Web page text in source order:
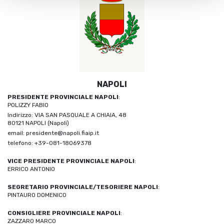
NAPOLI
PRESIDENTE PROVINCIALE NAPOLI:
POLIZZY FABIO
Indirizzo: VIA SAN PASQUALE A CHIAIA, 48
80121 NAPOLI (Napoli)
email: presidente@napoli.fiaip.it
telefono: +39-081-18069378
VICE PRESIDENTE PROVINCIALE NAPOLI:
ERRICO ANTONIO
SEGRETARIO PROVINCIALE/TESORIERE NAPOLI:
PINTAURO DOMENICO
CONSIGLIERE PROVINCIALE NAPOLI:
ZAZZARO MARCO